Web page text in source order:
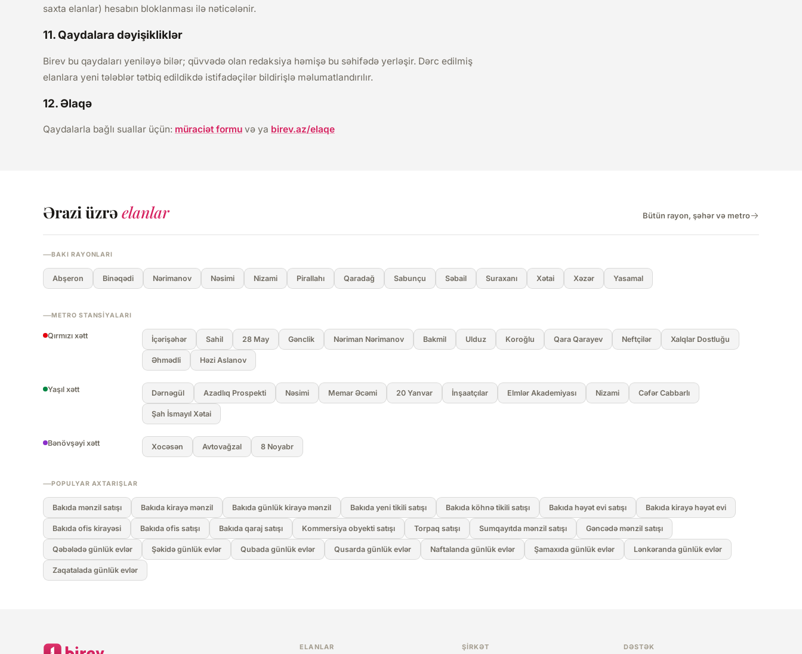
saxta elanlar) hesabın bloklanması ilə nəticələnir.
11. Qaydalara dəyişikliklər
Birev bu qaydaları yeniləyə bilər; qüvvədə olan redaksiya həmişə bu səhifədə yerləşir. Dərc edilmiş
elanlara yeni tələblər tətbiq edildikdə istifadəçilər bildirişlə məlumatlandırılır.
12. Əlaqə
Qaydalarla bağlı suallar üçün: müraciət formu və ya birev.az/elaqe
Ərazi üzrə elanlar Bütün rayon, şəhər və metro
BAKI RAYONLARI
Abşeron Binəqədi Nərimanov Nəsimi Nizami Pirallahı Qaradağ Sabunçu Səbail Suraxanı Xətai Xəzər Yasamal
METRO STANSIYALARI
Qırmızı xətt İçərişəhər Sahil 28 May Gənclik Nəriman Nərimanov Bakmil Ulduz Koroğlu Qara Qarayev Neftçilər Xalqlar Dostluğu
Əhmədli Həzi Aslanov
Yaşıl xətt Dərnəgül Azadlıq Prospekti Nəsimi Memar Əcəmi 20 Yanvar İnşaatçılar Elmlər Akademiyası Nizami Cəfər Cabbarlı
Şah İsmayıl Xətai
Bənövşəyi xətt Xocəsən Avtovağzal 8 Noyabr
POPULYAR AXTARIŞLAR
Bakıda mənzil satışı Bakıda kirayə mənzil Bakıda günlük kirayə mənzil Bakıda yeni tikili satışı Bakıda köhnə tikili satışı Bakıda həyət evi satışı Bakıda kirayə həyət evi
Bakıda ofis kirayəsi Bakıda ofis satışı Bakıda qaraj satışı Kommersiya obyekti satışı Torpaq satışı Sumqayıtda mənzil satışı Gəncədə mənzil satışı
Qəbələdə günlük evlər Şəkidə günlük evlər Qubada günlük evlər Qusarda günlük evlər Naftalanda günlük evlər Şamaxıda günlük evlər Lənkəranda günlük evlər
Zaqatalada günlük evlər
ELANLAR ŞIRKƏT DƏSTƏK